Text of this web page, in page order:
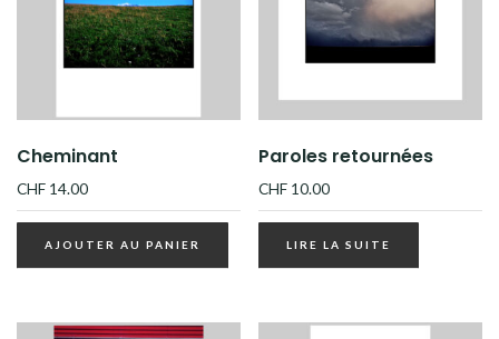
Cheminant
CHF 14.00
AJOUTER AU PANIER
Paroles retournées
CHF 10.00
LIRE LA SUITE